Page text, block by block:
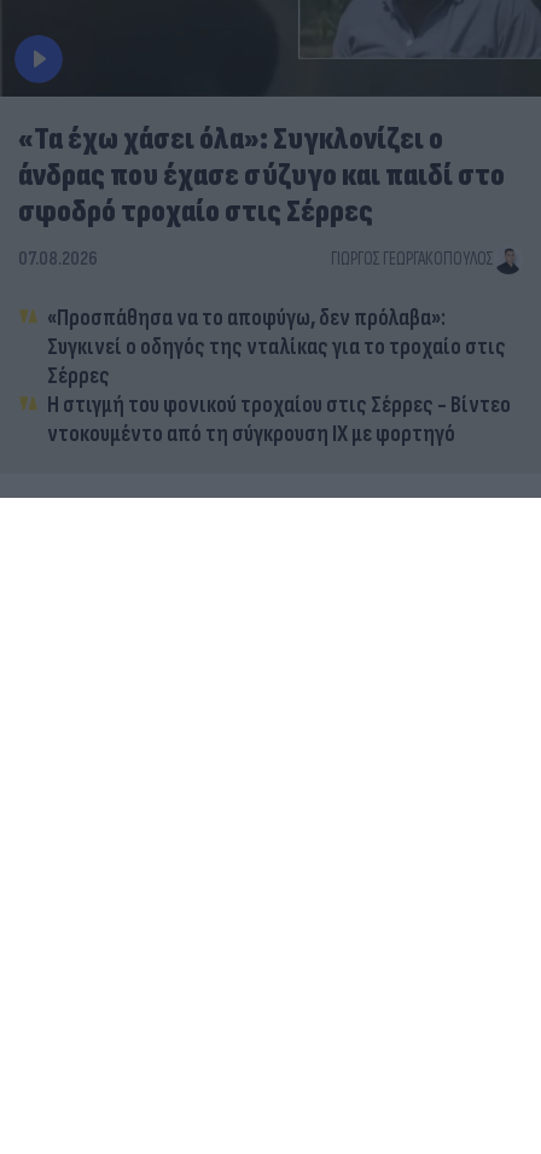
«Τα έχω χάσει όλα»: Συγκλονίζει ο
άνδρας που έχασε σύζυγο και παιδί στο
σφοδρό τροχαίο στις Σέρρες
07.08.2026 ΓΙΏΡΓΟΣ ΓΕΩΡΓΑΚΌΠΟΥΛΟΣ
«Προσπάθησα να το αποφύγω, δεν πρόλαβα»:
Συγκινεί ο οδηγός της νταλίκας για το τροχαίο στις
Σέρρες
Η στιγμή του φονικού τροχαίου στις Σέρρες - Βίντεο
ντοκουμέντο από τη σύγκρουση ΙΧ με φορτηγό